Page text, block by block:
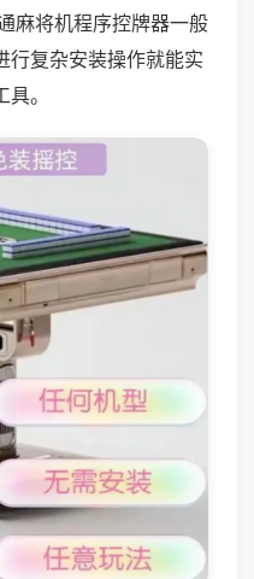
麻将机程序控牌器一般
行复杂安装操作就能实
。